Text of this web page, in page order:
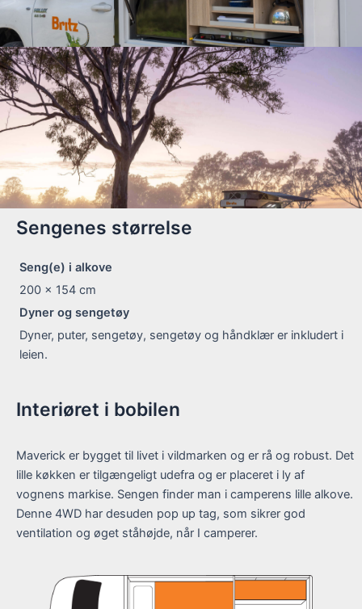
Sengenes størrelse
Seng(e) i alkove
200 x 154 cm
Dyner og sengetøy
Dyner, puter, sengetøy, sengetøy og håndklær er inkludert i
leien.
Interiøret i bobilen
Maverick er bygget til livet i vildmarken og er rå og robust. Det
lille køkken er tilgængeligt udefra og er placeret i ly af
vognens markise. Sengen finder man i camperens lille alkove.
Denne 4WD har desuden pop up tag, som sikrer god
ventilation og øget ståhøjde, når I camperer.